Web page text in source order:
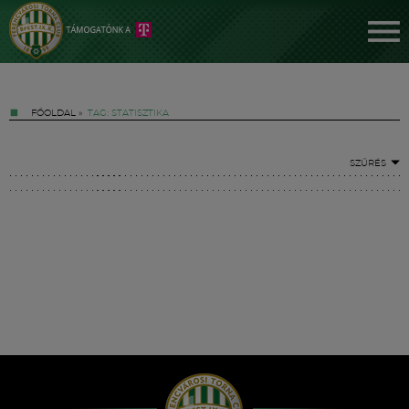
FŐOLDAL » TAG: STATISZTIKA
SZŰRÉS
Hírek